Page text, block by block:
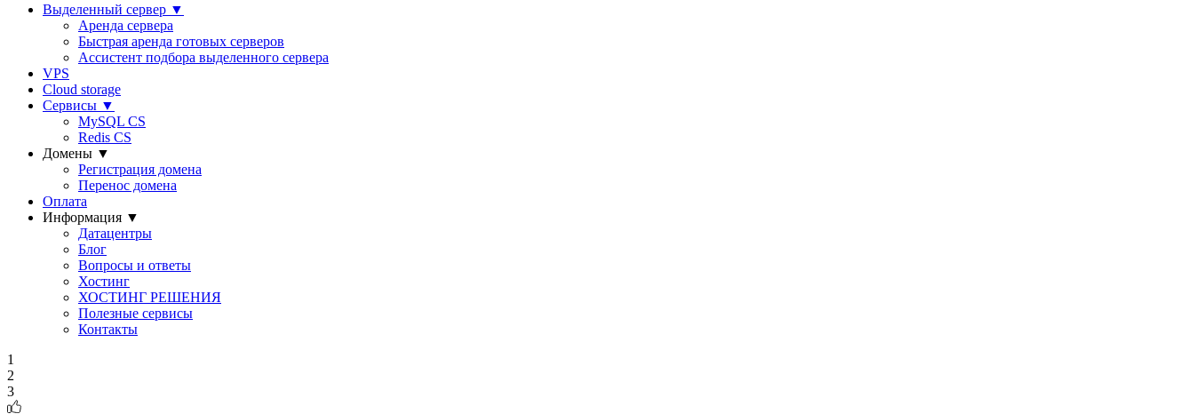
Выделенный сервер ▼
Аренда сервера
Быстрая аренда готовых серверов
Ассистент подбора выделенного сервера
VPS
Cloud storage
Сервисы ▼
MySQL CS
Redis CS
Домены ▼
Регистрация домена
Перенос домена
Оплата
Информация ▼
Датацентры
Блог
Вопросы и ответы
Хостинг
ХОСТИНГ РЕШЕНИЯ
Полезные сервисы
Контакты
1
2
3